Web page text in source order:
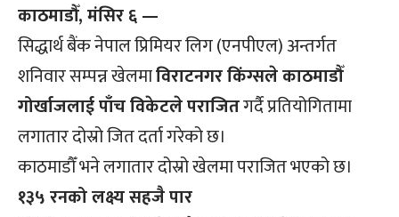
काठमाडौँ, मंसिर ६ —
सिद्धार्थ बैंक नेपाल प्रिमियर लिग (एनपीएल) अन्तर्गत
शनिवार सम्पन्न खेलमाविराटनगर किंग्सले काठमाडौँ
गोर्खाजलाई पाँच विकेटले पराजितगर्दै प्रतियोगितामा
लगातार दोस्रो जित दर्ता गरेको छ।
काठमाडौँ भने लगातार दोस्रो खेलमा पराजित भएको छ।
१३५ रनको लक्ष्य सहजै पार